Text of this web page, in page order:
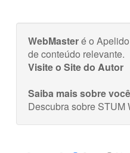
WebMasteré o
de conteúdo relevante.
Visite o Site do Autor
Saiba mais sobre
Descubra sobre STUM